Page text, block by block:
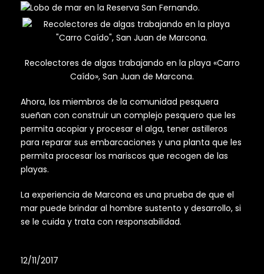
Recolectores de algas trabajando en la playa «Carro
Caído», San Juan de Marcona.
Ahora, los miembros de la comunidad pesquera
sueñan con construir un complejo pesquero que les
permita acopiar y procesar el alga, tener astilleros
para reparar sus embarcaciones y una planta que les
permita procesar los mariscos que recogen de las
playas.
La experiencia de Marcona es una prueba de que el
mar puede brindar al hombre sustento y desarrollo, si
se le cuida y trata con responsabilidad.
12/11/2017